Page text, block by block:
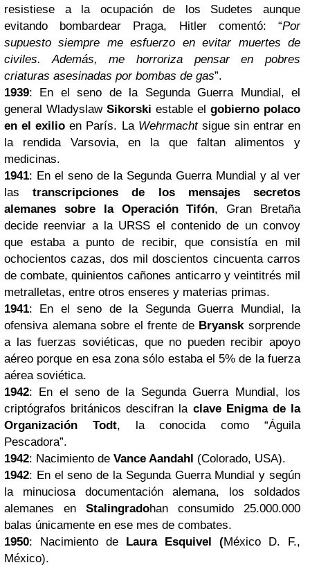
resistiese a la ocupación de los Sudetes aunque
evitando bombardear Praga, Hitler comentó: “Por
supuesto siempre me esfuerzo en evitar muertes de
civiles. Además, me horroriza pensar en pobres
criaturas asesinadas por bombas de gas”.
1939: En el seno de la Segunda Guerra Mundial, el
general Wladyslaw Sikorski estable el gobierno polaco
en el exilio en París. La Wehrmachtsigue sin entrar en
la rendida Varsovia, en la que faltan alimentos y
medicinas.
1941: En el seno de la Segunda Guerra Mundial y al ver
lastranscripciones de los mensajes secretos
alemanes sobre la Operación Tifón, Gran Bretaña
decide reenviar a la URSS el contenido de un convoy
que estaba a punto de recibir, que consistía en mil
ochocientos cazas, dos mil doscientos cincuenta carros
de combate, quinientos cañones anticarro y veintitrés mil
metralletas, entre otros enseres y materias primas.
1941: En el seno de la Segunda Guerra Mundial, la
ofensiva alemana sobre el frente de Bryansksorprende
a las fuerzas soviéticas, que no pueden recibir apoyo
aéreo porque en esa zona sólo estaba el 5% de la fuerza
aérea soviética.
1942: En el seno de la Segunda Guerra Mundial, los
criptógrafos británicos descifran la clave Enigma de la
Organización Todt, la conocida como “Águila
Pescadora”.
1942: Nacimiento de Vance Aandahl (Colorado, USA).
1942: En el seno de la Segunda Guerra Mundial y según
la minuciosa documentación alemana, los soldados
alemanes en Stalingradohan consumido 25.000.000
balas únicamente en ese mes de combates.
1950: Nacimiento de Laura Esquivel (México D. F.,
México).